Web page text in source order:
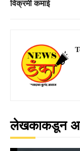
विक्रमी कमाई
लेखकाकडून